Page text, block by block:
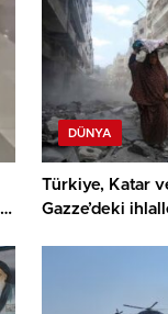
DÜNYA
Türkiye, Katar ve
Gazze’deki